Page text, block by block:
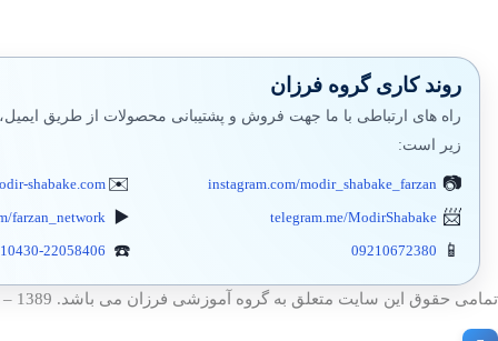
Microsoft Web Server IIS
مجازی سازی دسکتاپ VDI
شبیه سازهای شبکه Simulation
روند کاری گروه فرزان
راه های ارتباطی با ما جهت فروش و پشتیبانی محصولات از طریق
زیر است:
instagram.com/modir_shabake_farzan
shabake.com
telegram.me/ModirShabake
farzan_network
09210672380
22058406
تمامی حقوق این سایت متعلق به گروه آموزشی فرزان می باشد. 1389 – 1404